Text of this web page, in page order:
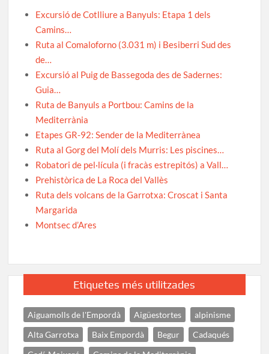
Excursió de Cotlliure a Banyuls: Etapa 1 dels
Camins…
Ruta al Comaloforno (3.031 m) i Besiberri Sud des
de…
Excursió al Puig de Bassegoda des de Sadernes:
Guia…
Ruta de Banyuls a Portbou: Camins de la
Mediterrània
Etapes GR-92: Sender de la Mediterrànea
Ruta al Gorg del Molí dels Murris: Les piscines…
Robatori de pel·lícula (i fracàs estrepitós) a Vall…
Prehistòrica de La Roca del Vallès
Ruta dels volcans de la Garrotxa: Croscat i Santa
Margarida
Montsec d’Ares
Etiquetes més utilitzades
Aiguamolls de l'Empordà Aigüestortes
alpinisme
Alta Garrotxa
Baix Empordà Begur
Cadaqués